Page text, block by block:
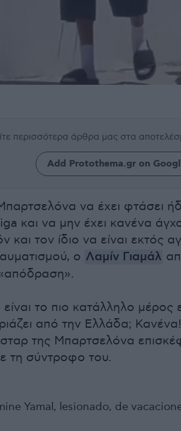
περισσότερα άρθρα μας στα
Add Protothema.gr on
να έχει φτάσει
και να μην έχει κανένα
και τον ίδιο να είναι εκτός
ο Λαμίν Γιαμάλ
«απόδραση».
είναι το πιο κατάλληλο
από την Ελλάδα; Κανένα!
της Μπαρτσελόνα
τη σύντροφο του.
Yamal, lesionado, de